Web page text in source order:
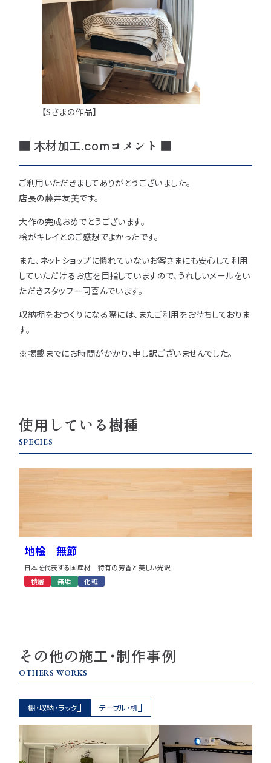
【Sさまの作品】
■ 木材加工.comコメント ■
ご利用いただきましてありがとうございました。
店長の藤井友美です。
大作の完成おめでとうございます。
桧がキレイとのご感想でよかったです。
また、ネットショップに慣れていないお客さまにも安心して利用
していただけるお店を目指していますので、うれしいメールをい
ただきスタッフ一同喜んでいます。
収納棚をおつくりになる際には、またご利用をお待ちしておりま
す。
※掲載までにお時間がかかり、申し訳ございませんでした。
使用している樹種
SPECIES
地桧 無節
日本を代表する国産材 特有の芳香と美しい光沢
積層
無垢 化粧
その他の施工・制作事例
OTHERS WORKS
棚・収納・ラック テーブル・机